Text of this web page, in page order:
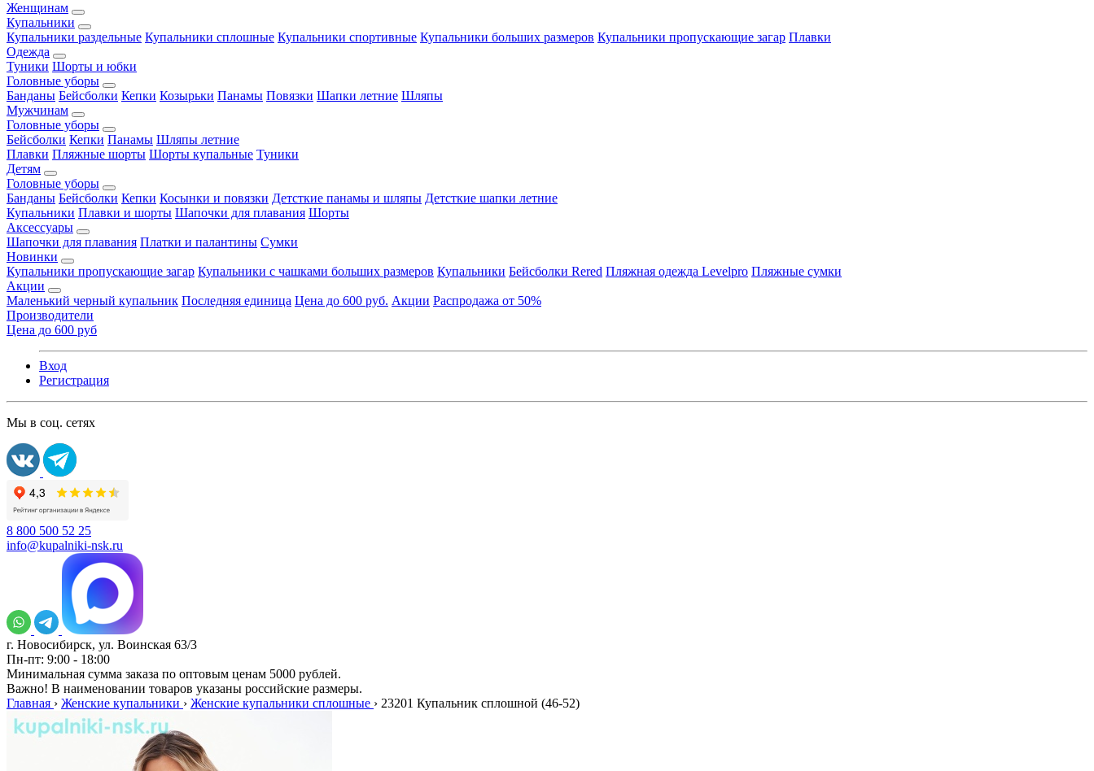
Женщинам
Купальники
Купальники раздельные Купальники сплошные Купальники спортивные Купальники больших размеров Купальники пропускающие загар Плавки
Одежда
Туники Шорты и юбки
Головные уборы
Банданы Бейсболки Кепки Козырьки Панамы Повязки Шапки летние Шляпы
Мужчинам
Головные уборы
Бейсболки Кепки Панамы Шляпы летние
Плавки Пляжные шорты Шорты купальные Туники
Детям
Головные уборы
Банданы Бейсболки Кепки Косынки и повязки Детсткие панамы и шляпы Детсткие шапки летние
Купальники Плавки и шорты Шапочки для плавания Шорты
Аксессуары
Шапочки для плавания Платки и палантины Сумки
Новинки
Купальники пропускающие загар Купальники с чашками больших размеров Купальники Бейсболки Rered Пляжная одежда Levelpro Пляжные сумки
Акции
Маленький черный купальник Последняя единица Цена до 600 руб. Акции Распродажа от 50%
Производители
Цена до 600 руб
Вход
Регистрация
Мы в соц. сетях
8 800 500 52 25
info@kupalniki-nsk.ru
г. Новосибирск, ул. Воинская 63/3
Пн-пт: 9:00 - 18:00
Минимальная сумма заказа по оптовым ценам 5000 рублей.
Важно! В наименовании товаров указаны российские размеры.
Главная › Женские купальники › Женские купальники сплошные › 23201 Купальник сплошной (46-52)